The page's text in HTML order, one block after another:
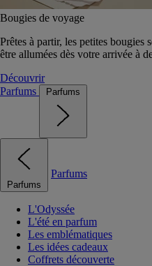
Bougies de voyage
Prêtes à partir, les petites bougies
être allumées dès votre arrivée à
Découvrir
Parfums
Parfums
Parfums
Parfums
L'Odyssée
L'été en parfum
Les emblématiques
Les idées cadeaux
Coffrets découverte